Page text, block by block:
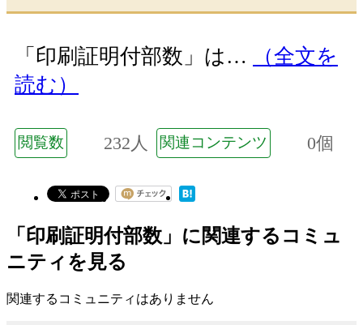
「印刷証明付部数」は…
（全文を
読む）
閲覧数 232人 関連コンテンツ 0個
「印刷証明付部数」に関連するコミュ
ニティを見る
関連するコミュニティはありません